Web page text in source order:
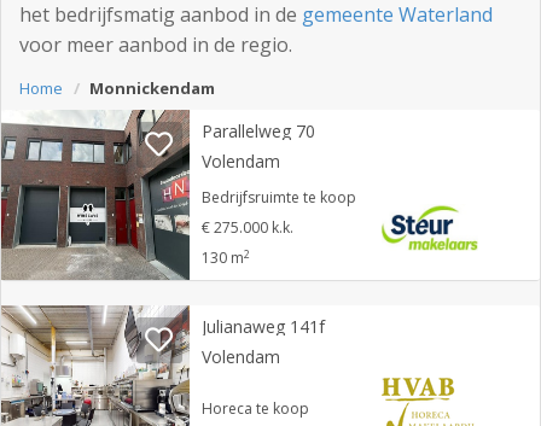
adverteren
Premium
Registreren
Login
het bedrijfsmatig aanbod in de gemeente Waterland
voor meer aanbod in de regio.
Home Monnickendam
Parallelweg 70
Volendam
Bedrijfsruimte te koop
€ 275.000 k.k.
130 m2
Julianaweg 141f
Volendam
Horeca te koop